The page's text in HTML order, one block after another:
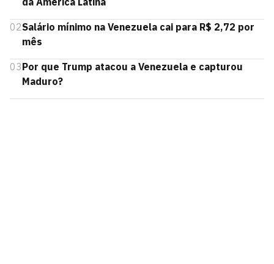
02Salário mínimo na Venezuela cai para R$ 2,72 por
mês
03Por que Trump atacou a Venezuela e capturou
Maduro?